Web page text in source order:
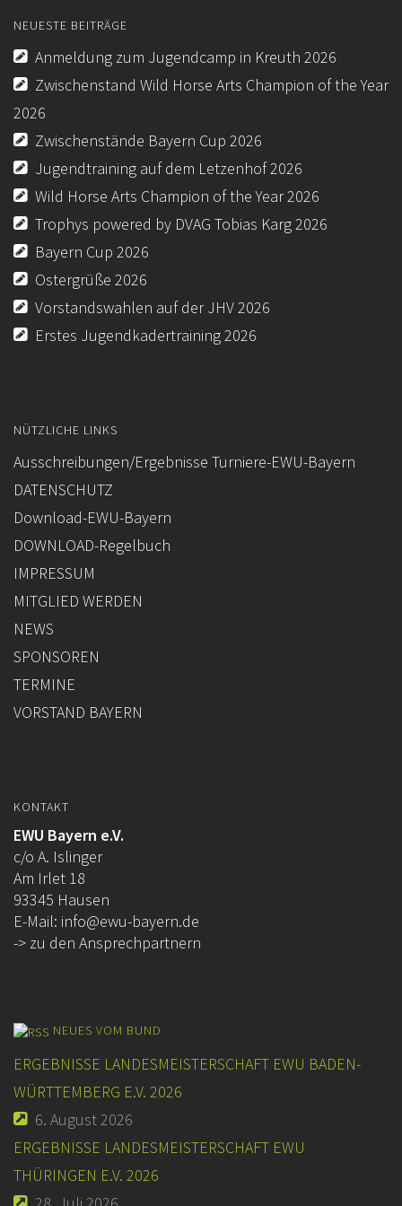
KURSE
BREITENSPORT
WEITERE
KONTAKT
IMPRESSUM
DATENSCHUTZ
DOWNLOAD
AUSSCHREIBUNGEN/ERGEBNISSE TURNIERE-EWU-
BAYERN
REGELBUCH / PATTERN (BUND)
NEUESTE BEITRÄGE
Anmeldung zum Jugendcamp in Kreuth 2026
Zwischenstand Wild Horse Arts Champion of the Year
2026
Zwischenstände Bayern Cup 2026
Jugendtraining auf dem Letzenhof 2026
Wild Horse Arts Champion of the Year 2026
Trophys powered by DVAG Tobias Karg 2026
Bayern Cup 2026
Ostergrüße 2026
Vorstandswahlen auf der JHV 2026
Erstes Jugendkadertraining 2026
NÜTZLICHE LINKS
Ausschreibungen/Ergebnisse Turniere-EWU-Bayern
DATENSCHUTZ
Download-EWU-Bayern
DOWNLOAD-Regelbuch
IMPRESSUM
MITGLIED WERDEN
NEWS
SPONSOREN
TERMINE
VORSTAND BAYERN
KONTAKT
EWU Bayern e.V.
c/o A. Islinger
Am Irlet 18
93345 Hausen
E-Mail: info@ewu-bayern.de
-> zu den Ansprechpartnern
NEUES VOM BUND
ERGEBNISSE LANDESMEISTERSCHAFT EWU BADEN-
WÜRTTEMBERG E.V. 2026
6. August 2026
ERGEBNISSE LANDESMEISTERSCHAFT EWU
THÜRINGEN E.V. 2026